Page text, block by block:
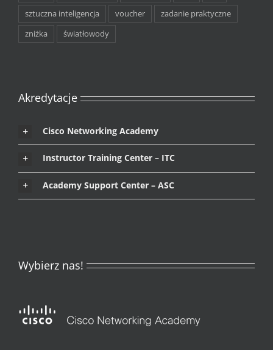
sztuczna inteligencja
voucher
zadanie praktyczne
zniżka
światłowody
Akredytacje
Cisco Networking Academy
Instructor Training Center – ITC
Academy Support Center – ASC
Wybierz nas!